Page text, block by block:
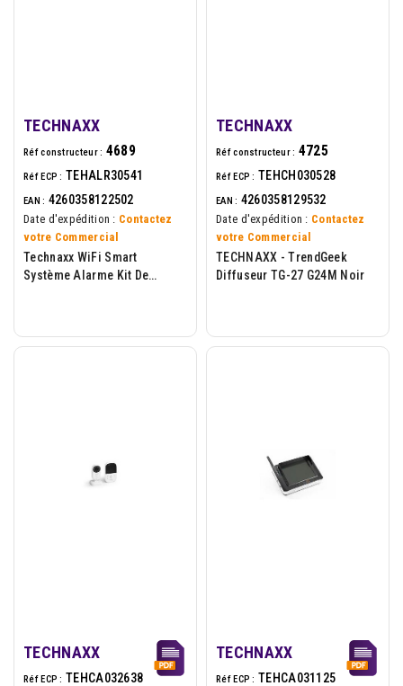
TECHNAXX
Réf constructeur : 4689
Réf ECP : TEHALR30541
EAN : 4260358122502
Date d'expédition : Contactez
votre Commercial
Technaxx WiFi Smart
Système Alarme Kit De
TECHNAXX
Réf constructeur : 4725
Réf ECP : TEHCH030528
EAN : 4260358129532
Date d'expédition : Contactez
votre Commercial
TECHNAXX - TrendGeek
Diffuseur TG-27 G24M Noir
TECHNAXX
Réf ECP : TEHCA032638
TECHNAXX
Réf ECP : TEHCA031125